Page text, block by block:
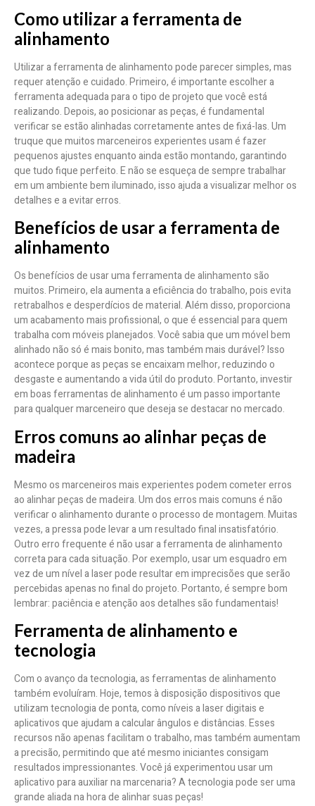
Como utilizar a ferramenta de
alinhamento
Utilizar a ferramenta de alinhamento pode parecer simples, mas
requer atenção e cuidado. Primeiro, é importante escolher a
ferramenta adequada para o tipo de projeto que você está
realizando. Depois, ao posicionar as peças, é fundamental
verificar se estão alinhadas corretamente antes de fixá-las. Um
truque que muitos marceneiros experientes usam é fazer
pequenos ajustes enquanto ainda estão montando, garantindo
que tudo fique perfeito. E não se esqueça de sempre trabalhar
em um ambiente bem iluminado, isso ajuda a visualizar melhor os
detalhes e a evitar erros.
Benefícios de usar a ferramenta de
alinhamento
Os benefícios de usar uma ferramenta de alinhamento são
muitos. Primeiro, ela aumenta a eficiência do trabalho, pois evita
retrabalhos e desperdícios de material. Além disso, proporciona
um acabamento mais profissional, o que é essencial para quem
trabalha com móveis planejados. Você sabia que um móvel bem
alinhado não só é mais bonito, mas também mais durável? Isso
acontece porque as peças se encaixam melhor, reduzindo o
desgaste e aumentando a vida útil do produto. Portanto, investir
em boas ferramentas de alinhamento é um passo importante
para qualquer marceneiro que deseja se destacar no mercado.
Erros comuns ao alinhar peças de
madeira
Mesmo os marceneiros mais experientes podem cometer erros
ao alinhar peças de madeira. Um dos erros mais comuns é não
verificar o alinhamento durante o processo de montagem. Muitas
vezes, a pressa pode levar a um resultado final insatisfatório.
Outro erro frequente é não usar a ferramenta de alinhamento
correta para cada situação. Por exemplo, usar um esquadro em
vez de um nível a laser pode resultar em imprecisões que serão
percebidas apenas no final do projeto. Portanto, é sempre bom
lembrar: paciência e atenção aos detalhes são fundamentais!
Ferramenta de alinhamento e
tecnologia
Com o avanço da tecnologia, as ferramentas de alinhamento
também evoluíram. Hoje, temos à disposição dispositivos que
utilizam tecnologia de ponta, como níveis a laser digitais e
aplicativos que ajudam a calcular ângulos e distâncias. Esses
recursos não apenas facilitam o trabalho, mas também aumentam
a precisão, permitindo que até mesmo iniciantes consigam
resultados impressionantes. Você já experimentou usar um
aplicativo para auxiliar na marcenaria? A tecnologia pode ser uma
grande aliada na hora de alinhar suas peças!